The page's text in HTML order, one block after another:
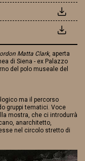
Matta Clark, aperta
di Siena - ex Palazzo
del polo museale del
ma il percorso
gruppi tematici. Voce
mostra, che ci introdurrà
anarchitetto,
nel circolo stretto di